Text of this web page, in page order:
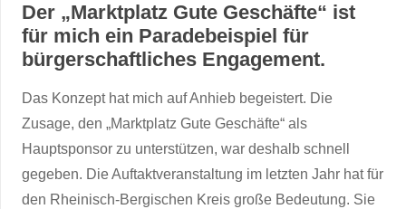
Der „Marktplatz Gute Geschäfte“ ist
für mich ein Paradebeispiel für
bürgerschaftliches Engagement.
Das Konzept hat mich auf Anhieb begeistert. Die
Zusage, den „Marktplatz Gute Geschäfte“ als
Hauptsponsor zu unterstützen, war deshalb schnell
gegeben. Die Auftaktveranstaltung im letzten Jahr hat für
den Rheinisch-Bergischen Kreis große Bedeutung. Sie